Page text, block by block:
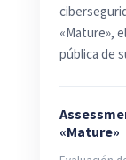
«Mature»,
pública de
«Mature»